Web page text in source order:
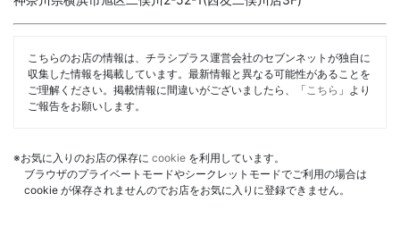
こちらのお店の情報は、チラシプラス運営会社のセブンネットが独自に
収集した情報を掲載しています。最新情報と異なる可能性があることを
ご理解ください。掲載情報に間違いがございましたら、「 こちら 」より
ご報告をお願いします。
※お気に入りのお店の保存に cookie を利用しています。
ブラウザのプライベートモードやシークレットモードでご利用の場合は
cookie が保存されませんのでお店をお気に入りに登録できません。